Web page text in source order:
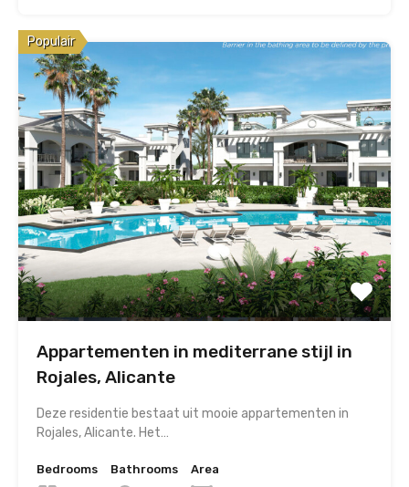
Populair
Appartementen in mediterrane stijl in
Rojales, Alicante
Deze residentie bestaat uit mooie appartementen in
Rojales, Alicante. Het…
Bedrooms
Bathrooms
Area